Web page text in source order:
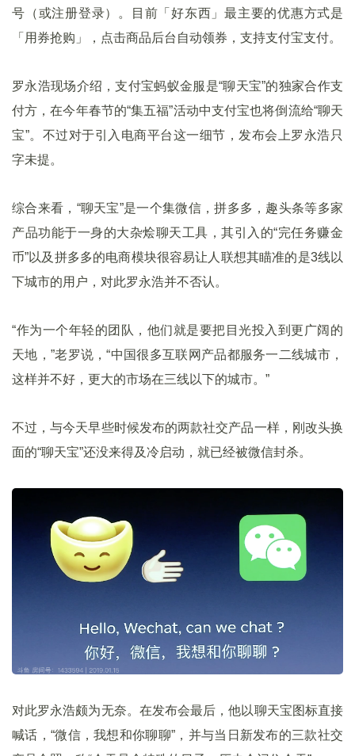
号（或注册登录）。目前「好东西」最主要的优惠方式是
「用券抢购」，点击商品后台自动领券，支持支付宝支付。
罗永浩现场介绍，支付宝蚂蚁金服是“聊天宝”的独家合作支
付方，在今年春节的“集五福”活动中支付宝也将倒流给“聊天
宝”。不过对于引入电商平台这一细节，发布会上罗永浩只
字未提。
综合来看，“聊天宝”是一个集微信，拼多多，趣头条等多家
产品功能于一身的大杂烩聊天工具，其引入的“完任务赚金
币”以及拼多多的电商模块很容易让人联想其瞄准的是3线以
下城市的用户，对此罗永浩并不否认。
“作为一个年轻的团队，他们就是要把目光投入到更广阔的
天地，”老罗说，“中国很多互联网产品都服务一二线城市，
这样并不好，更大的市场在三线以下的城市。”
不过，与今天早些时候发布的两款社交产品一样，刚改头换
面的“聊天宝”还没来得及冷启动，就已经被微信封杀。
对此罗永浩颇为无奈。在发布会最后，他以聊天宝图标直接
喊话，“微信，我想和你聊聊”，并与当日新发布的三款社交